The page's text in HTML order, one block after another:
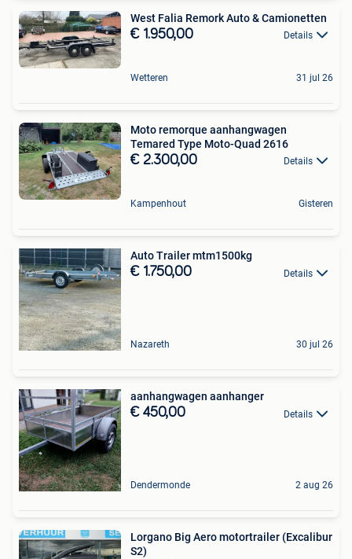
West Falia Remork Auto & Camionetten
€ 1.950,00 Details
Wetteren 31 jul 26
Moto remorque aanhangwagen
Temared Type Moto-Quad 2616
€ 2.300,00 Details
Kampenhout Gisteren
Auto Trailer mtm1500kg
€ 1.750,00 Details
Nazareth 30 jul 26
aanhangwagen aanhanger
€ 450,00 Details
Dendermonde 2 aug 26
Lorgano Big Aero motortrailer (Excalibur
S2)